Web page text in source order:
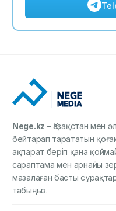
Nege.kz – Қазақстан мен
бейтарап тарататын
ақпарат беріп қана
сараптама мен арнайы
мазалаған басты
табыңыз.